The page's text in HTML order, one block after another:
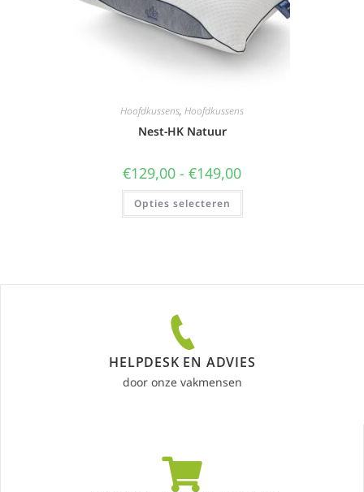
Hoofdkussens, Hoofdkussens
Nest-HK Natuur
€129,00 - €149,00
Opties selecteren
HELPDESK EN ADVIES
door onze vakmensen